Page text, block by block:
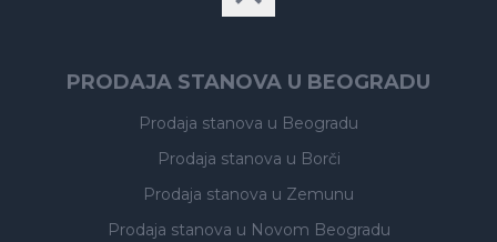
PRODAJA STANOVA U BEOGRADU
Prodaja stanova u Beogradu
Prodaja stanova u Borči
Prodaja stanova u Zemunu
Prodaja stanova u Novom Beogradu